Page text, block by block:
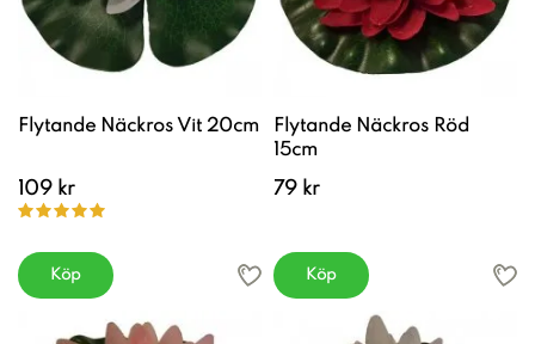
Flytande Näckros Vit 20cm
109 kr
Köp
Flytande Näckros Röd
15cm
79 kr
Köp